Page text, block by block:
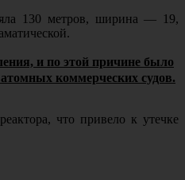
130 метров, ширина — 19,
и по этой причине было
коммерческих судов.
что привело к утечке